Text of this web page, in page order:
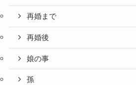
再婚まで
再婚後
娘の事
孫